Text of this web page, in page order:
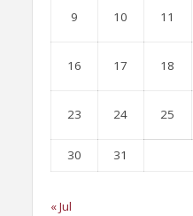
9 10 11
16 17 18
23 24 25
30
31
« Jul